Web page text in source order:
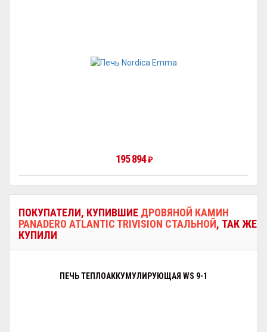
195 894₽
ПОКУПАТЕЛИ, КУПИВШИЕ ДРОВЯНОЙ КАМИН
PANADERO ATLANTIC TRIVISION СТАЛЬНОЙ, ТАК ЖЕ
КУПИЛИ
ПЕЧЬ ТЕПЛОАККУМУЛИРУЮЩАЯ WS 9-1